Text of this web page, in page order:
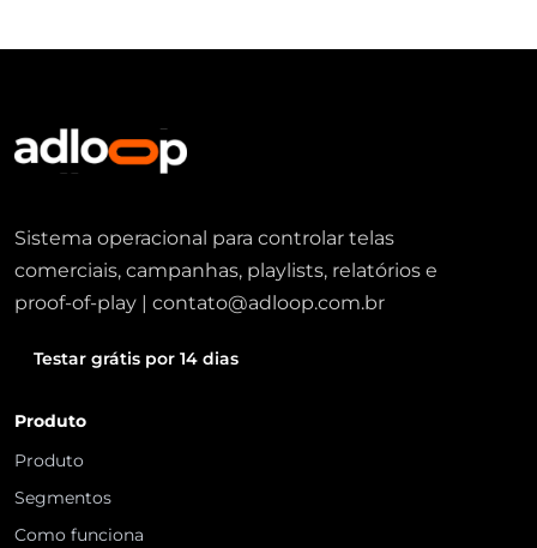
Sistema operacional para controlar telas
comerciais, campanhas, playlists, relatórios e
proof-of-play | contato@adloop.com.br
Testar grátis por 14 dias
Produto
Produto
Segmentos
Como funciona